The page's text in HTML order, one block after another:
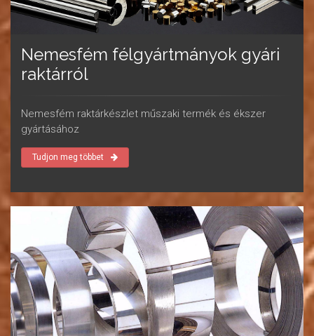
Nemesfém félgyártmányok gyári
raktárról
Nemesfém raktárkészlet műszaki termék és ékszer
gyártásához
Tudjon meg többet